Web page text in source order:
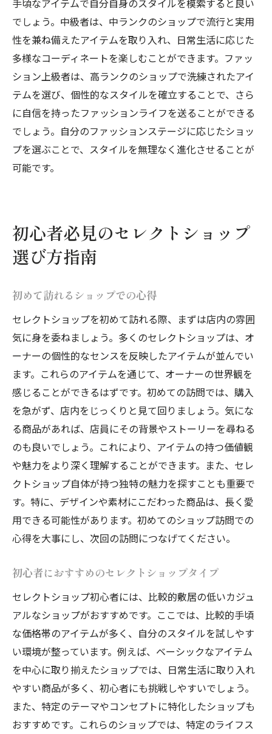
でしょう。中級者は、中ランクのショップで流行と実用
性を兼ね備えたアイテムを取り入れ、日常生活に応じた
多様なコーディネートを楽しむことができます。ファッ
ション上級者は、高ランクのショップで洗練されたアイ
テムを選び、個性的なスタイルを確立することで、さら
に自信を持ったファッションライフを送ることができる
でしょう。自分のファッションステージに応じたショッ
プを選ぶことで、スタイルを無理なく進化させることが
可能です。
初心者必見のセレクトショップ
選び方指南
初めて訪れるショップでの心得
セレクトショップを初めて訪れる際、まずは店内の雰囲
気に身を委ねましょう。多くのセレクトショップは、オ
ーナーの個性的なセンスを反映したアイテムが並んでい
ます。これらのアイテムを通じて、オーナーの世界観を
感じることができるはずです。初めての訪問では、購入
を急がず、店内をじっくりと見て回りましょう。気にな
る商品があれば、店員にその背景やストーリーを尋ねる
のも良いでしょう。これにより、アイテムの持つ価値観
や魅力をより深く理解することができます。また、セレ
クトショップ自体が持つ独特の魅力を探すことも重要で
す。特に、デザインや素材にこだわった商品は、長く愛
用できる可能性があります。初めてのショップ訪問での
心得を大事にし、次回の訪問につなげてください。
初心者におすすめのセレクトショップタイプ
セレクトショップ初心者には、比較的敷居の低いカジュ
アルなショップがおすすめです。ここでは、比較的手頃
な価格帯のアイテムが多く、自分のスタイルを試しやす
い環境が整っています。例えば、ベーシックなアイテム
を中心に取り揃えたショップでは、日常生活に取り入れ
やすい商品が多く、初心者にも挑戦しやすいでしょう。
また、特定のテーマやコンセプトに特化したショップも
おすすめです。これらのショップでは、特定のライフス